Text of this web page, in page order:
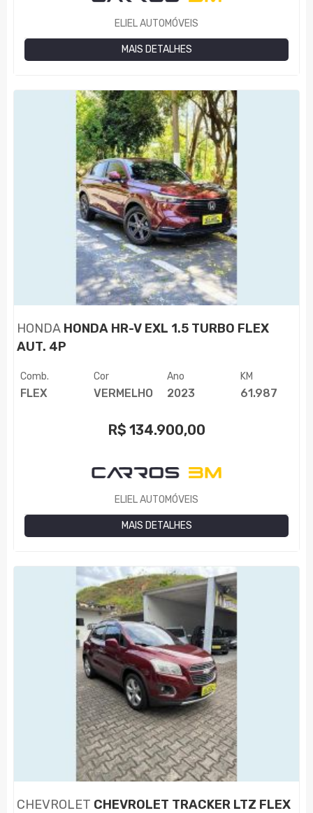
ELIEL AUTOMÓVEIS
MAIS DETALHES
HONDA HONDA HR-V EXL 1.5 TURBO FLEX
AUT. 4P
Comb.
FLEX
Cor
VERMELHO
Ano
2023
KM
61.987
R$ 134.900,00
ELIEL AUTOMÓVEIS
MAIS DETALHES
CHEVROLET CHEVROLET TRACKER LTZ FLEX